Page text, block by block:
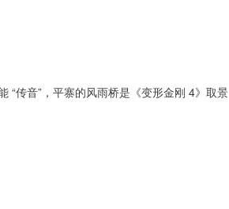
传音”，平寨的风雨桥是《变形金刚 4》取景